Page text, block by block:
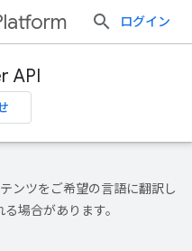
ログイン
API
ンツをご希望の言語に翻訳し
場合があります。